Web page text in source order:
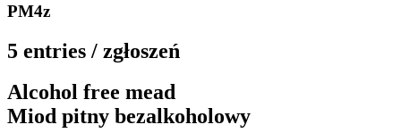
PM4z
5 entries / zgłoszeń
Alcohol free mead
Miod pitny bezalkoholowy